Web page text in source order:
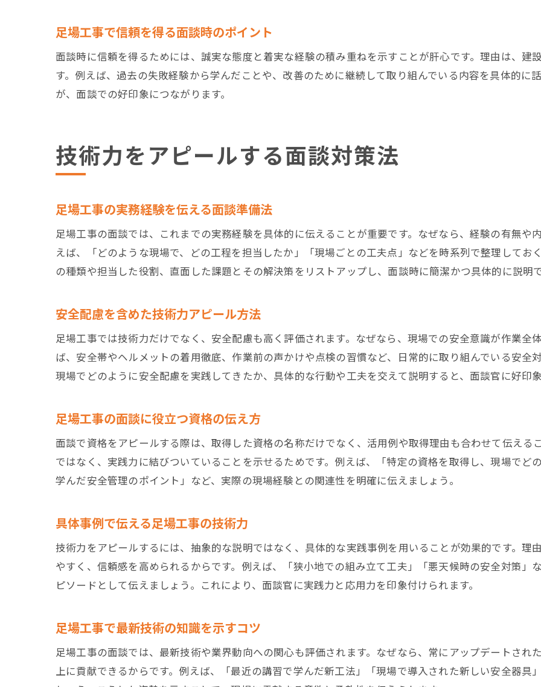
足場工事面談で求められる姿勢とは
足場工事で前向きな姿勢を伝える方法
柔軟な対応力を足場工事で伝える話し方
足場工事における責任感を面談で表現する
足場工事の効率化に役立つ工夫の伝え方
安全性向上を目指した足場工事の取り組み事例
足場工事の現場改善策を面談で伝えるコツ
足場工事の面談で差がつく実践的工夫の紹介
信頼を得る足場工事面談のまとめ方
足場工事で信頼感を深める面談の締め方
実績と人柄を伝える足場工事面談の要点
足場工事で誠実さを印象付ける締めの言葉
面談後のフォローで足場工事の信頼を築く方法
足場工事で信頼を得る面談時のポイント
面談時に信頼を得るためには、誠実な態度と着実な経験の積み重ねを示すことが肝心です。理由は、建
す。例えば、過去の失敗経験から学んだことや、改善のために継続して取り組んでいる内容を具体的に
が、面談での好印象につながります。
技術力をアピールする面談対策法
足場工事の実務経験を伝える面談準備法
足場工事の面談では、これまでの実務経験を具体的に伝えることが重要です。なぜなら、経験の有無や
えば、「どのような現場で、どの工程を担当したか」「現場ごとの工夫点」などを時系列で整理してお
の種類や担当した役割、直面した課題とその解決策をリストアップし、面談時に簡潔かつ具体的に説明
安全配慮を含めた技術力アピール方法
足場工事では技術力だけでなく、安全配慮も高く評価されます。なぜなら、現場での安全意識が作業全
ば、安全帯やヘルメットの着用徹底、作業前の声かけや点検の習慣など、日常的に取り組んでいる安全
現場でどのように安全配慮を実践してきたか、具体的な行動や工夫を交えて説明すると、面談官に好印
足場工事の面談に役立つ資格の伝え方
面談で資格をアピールする際は、取得した資格の名称だけでなく、活用例や取得理由も合わせて伝える
ではなく、実践力に結びついていることを示せるためです。例えば、「特定の資格を取得し、現場でど
学んだ安全管理のポイント」など、実際の現場経験との関連性を明確に伝えましょう。
具体事例で伝える足場工事の技術力
技術力をアピールするには、抽象的な説明ではなく、具体的な実践事例を用いることが効果的です。理
やすく、信頼感を高められるからです。例えば、「狭小地での組み立て工夫」「悪天候時の安全対策」
ピソードとして伝えましょう。これにより、面談官に実践力と応用力を印象付けられます。
足場工事で最新技術の知識を示すコツ
足場工事の面談では、最新技術や業界動向への関心も評価されます。なぜなら、常にアップデートされ
上に貢献できるからです。例えば、「最近の講習で学んだ新工法」「現場で導入された新しい安全器具